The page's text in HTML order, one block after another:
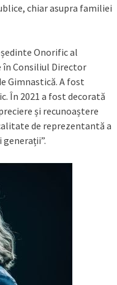
chiar asupra familiei
Onorific al
Consiliul Director
Gimnastică. A fost
În 2021 a fost decorată
și recunoaștere
de reprezentantă a